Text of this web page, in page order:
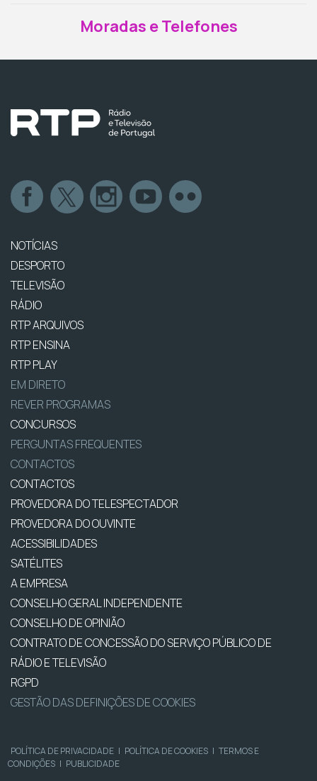
Moradas e Telefones
NOTÍCIAS
DESPORTO
TELEVISÃO
RÁDIO
RTP ARQUIVOS
RTP ENSINA
RTP PLAY
EM DIRETO
REVER PROGRAMAS
CONCURSOS
PERGUNTAS FREQUENTES
CONTACTOS
CONTACTOS
PROVEDORA DO TELESPECTADOR
PROVEDORA DO OUVINTE
ACESSIBILIDADES
SATÉLITES
A EMPRESA
CONSELHO GERAL INDEPENDENTE
CONSELHO DE OPINIÃO
CONTRATO DE CONCESSÃO DO SERVIÇO PÚBLICO DE
RÁDIO E TELEVISÃO
RGPD
GESTÃO DAS DEFINIÇÕES DE COOKIES
POLÍTICA DE PRIVACIDADE | POLÍTICA DE COOKIES | TERMOS E
CONDIÇÕES | PUBLICIDADE